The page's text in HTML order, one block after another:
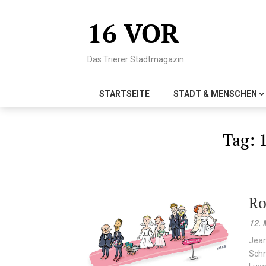
16 VOR
Das Trierer Stadtmagazin
STARTSEITE STADT & MENSCHEN
Tag:
12.